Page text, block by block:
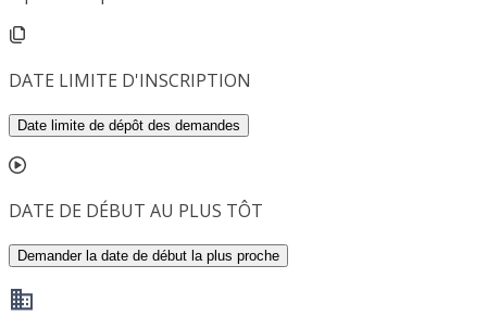
DATE LIMITE D'INSCRIPTION
Date limite de dépôt des demandes
DATE DE DÉBUT AU PLUS TÔT
Demander la date de début la plus proche